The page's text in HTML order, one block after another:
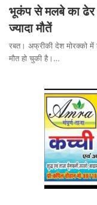
भूकंप से मलबे का ढेर
ज्यादा मौतें
रबत। अफ्रीकी देश मोरक्को
मौत हो चुकी है।…